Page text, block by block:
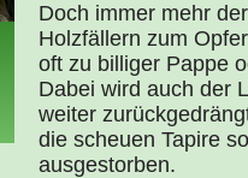
Doch immer mehr
Holzfällern zum
oft zu billiger Pappe
Dabei wird auch der
weiter
die scheuen Tapire
ausgestorben.